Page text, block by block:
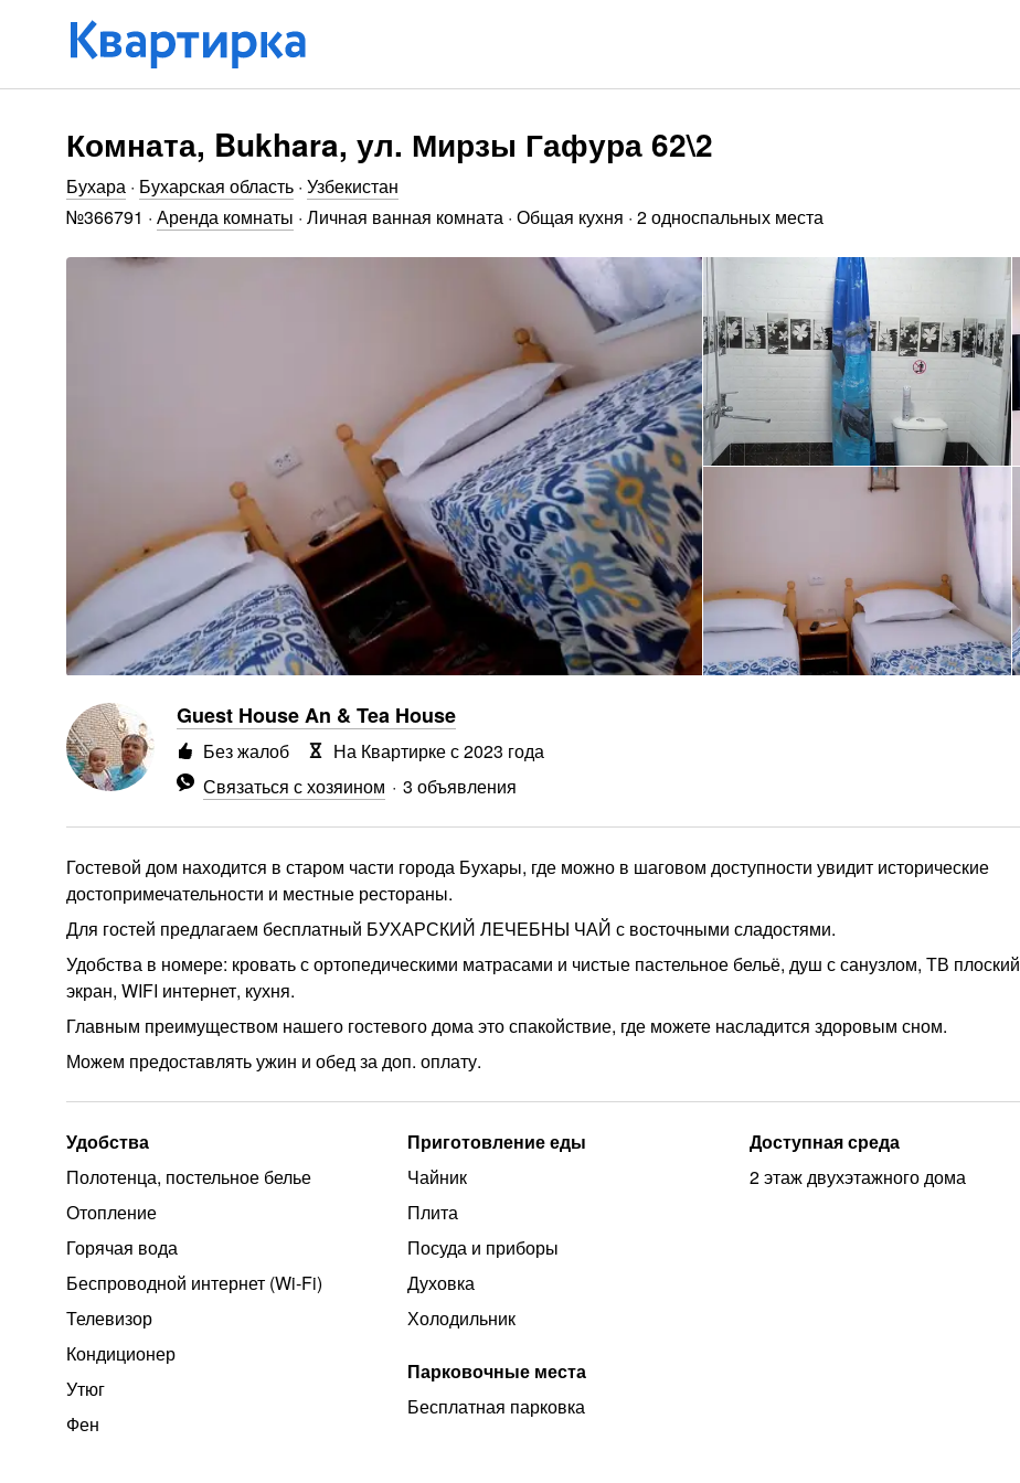
Комната, Bukhara, ул. Мирзы Гафура 62\2
Бухара · Бухарская область · Узбекистан
№366791 · Аренда комнаты · Личная ванная комната · Общая кухня · 2 односпальных места
Guest House An & Tea House
Связаться с хозяином 3 объявления
Без жалоб На Квартирке с 2023 года
Гостевой дом находится в старом части города Бухары, где можно в шаговом доступности увидит исторические
достопримечательности и местные рестораны.
Для гостей предлагаем бесплатный БУХАРСКИЙ ЛЕЧЕБНЫ ЧАЙ с восточными сладостями.
Удобства в номере: кровать с ортопедическими матрасами и чистые пастельное бельё, душ с санузлом, ТВ плоский
экран, WIFI интернет, кухня.
Главным преимуществом нашего гостевого дома это спакойствие, где можете насладится здоровым сном.
Можем предоставлять ужин и обед за доп. оплату.
Удобства
Полотенца, постельное белье
Отопление
Горячая вода
Беспроводной интернет (Wi‑Fi)
Телевизор
Кондиционер
Утюг
Фен
Приготовление еды
Чайник
Плита
Посуда и приборы
Духовка
Холодильник
Парковочные места
Бесплатная парковка
Доступная среда
2 этаж двухэтажного дома